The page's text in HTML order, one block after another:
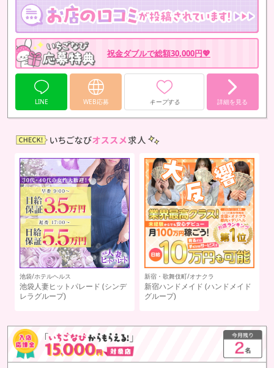
祝金ダブルで総額30,000円💖
LINE WEB応募 キープする 詳細を見る
池袋/オナクラ
ハンドキャンパス池袋 (スイカグ
ループ)